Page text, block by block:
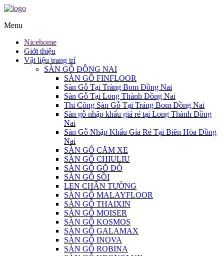
Menu
Nicehome
Giới thiệu
Vật liệu trang trí
SÀN GỖ ĐỒNG NAI
SÀN GỖ FINFLOOR
Sàn Gỗ Tại Trảng Bom Đồng Nai
Sàn Gỗ Tại Long Thành Đồng Nai
Thi Công Sàn Gỗ Tại Trảng Bom Đồng Nai
Sàn gỗ nhập khẩu giá rẻ tại Long Thành Đồng
Nai
Sàn Gỗ Nhập Khẩu Gía Rẻ Tại Biên Hòa Đồng
Nai
SÀN GỖ CĂM XE
SÀN GỖ CHIULIU
SÀN GỖ GÕ ĐỎ
SÀN GỖ SỒI
LEN CHÂN TƯỜNG
SÀN GỖ MALAYFLOOR
SÀN GỖ THAIXIN
SÀN GỖ MOISER
SÀN GỖ KOSMOS
SÀN GỖ GALAMAX
SÀN GỖ INOVA
SÀN GỖ ROBINA